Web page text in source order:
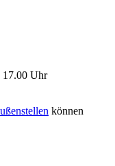
17.00 Uhr
können